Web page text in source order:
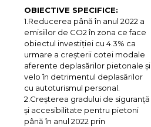
OBIECTIVE SPECIFICE:
1.Reducerea până în anul 2022 a
emisiilor de CO2 în zona ce face
obiectul investiției cu 4.3% ca
urmare a creșterii cotei modale
aferente deplasărilor pietonale și
velo în detrimentul deplasărilor
cu autoturismul personal.
2.Creșterea gradului de siguranță
și accesibilitate pentru pietoni
până în anul 2022 prin